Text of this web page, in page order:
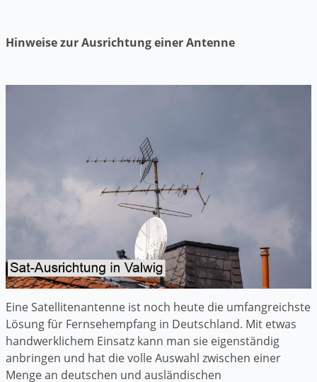
Hinweise zur Ausrichtung einer Antenne
Eine Satellitenantenne ist noch heute die umfangreichste
Lösung für Fernsehempfang in Deutschland. Mit etwas
handwerklichem Einsatz kann man sie eigenständig
anbringen und hat die volle Auswahl zwischen einer
Menge an deutschen und ausländischen